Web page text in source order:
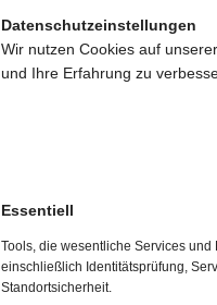
Datenschutzeinstellungen
Wir nutzen Cookies auf
und Ihre Erfahrung zu
Essentiell
Tools, die wesentliche Services
einschließlich Identitätsprüfung,
Standortsicherheit.